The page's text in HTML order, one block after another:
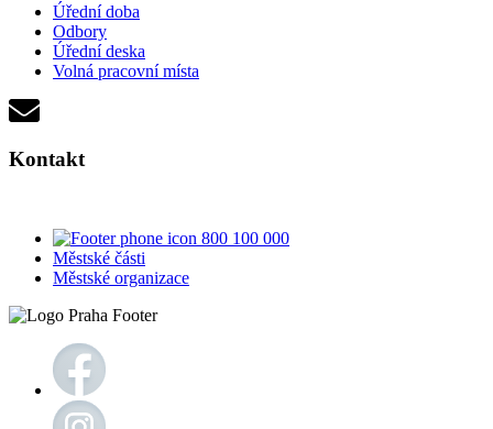
Úřední doba
Odbory
Úřední deska
Volná pracovní místa
Kontakt
800 100 000
Městské části
Městské organizace